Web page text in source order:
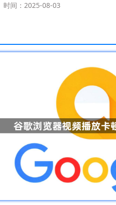
时间：2025-08-03